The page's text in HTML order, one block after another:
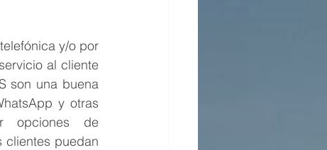
y/o por
al cliente
son una buena
y otras
opciones de
clientes puedan